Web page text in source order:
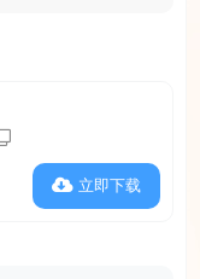
立即下载